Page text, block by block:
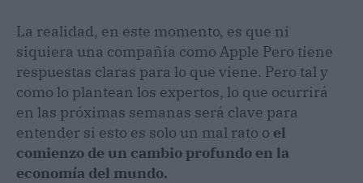
La realidad, en este momento, es que ni
siquiera una compañía como Apple Pero tiene
respuestas claras para lo que viene. Pero tal y
como lo plantean los expertos, lo que ocurrirá
en las próximas semanas será clave para
entender si esto es solo un mal rato o el
comienzo de un cambio profundo en la
economía del mundo.